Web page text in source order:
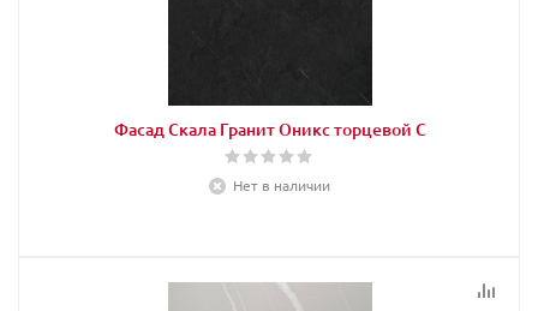
Фасад Скала Гранит Оникс торцевой С
Нет в наличии